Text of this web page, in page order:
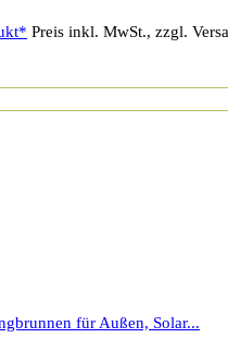
Preis inkl. MwSt., zzgl.
für Außen, Solar...